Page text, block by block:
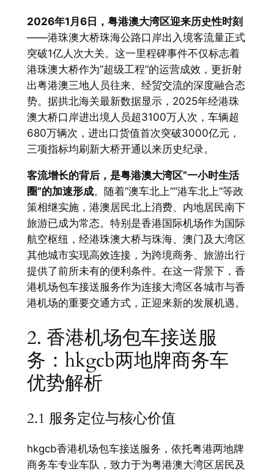
2026年1月6日，粤港澳大湾区迎来历史性时刻
——港珠澳大桥珠海公路口岸出入境客流量正式
突破1亿人次大关。这一里程碑事件不仅标志着
港珠澳大桥作为”超级工程”的运营成效，更折射
出粤港澳三地人员往来、经贸交流的深度融合态
势。据拱北海关最新数据显示，2025年经港珠
澳大桥口岸进出境人员超3100万人次，车辆超
680万辆次，进出口货值首次突破3000亿元，
三项指标均刷新大桥开通以来历史纪录。
客流增长的背后，是粤港澳大湾区”一小时生活
圈”的加速形成。随着”澳车北上””港车北上”等政
策相继实施，港澳居民北上消费、内地居民南下
旅游已成为常态。特别是香港国际机场作为国际
航空枢纽，经港珠澳大桥与珠海、澳门及大湾区
其他城市实现高效连接，为跨境商务、旅游出行
提供了前所未有的便利条件。在这一背景下，香
港机场包车接送服务作为连接大湾区各城市与香
港机场的重要交通方式，正迎来新的发展机遇。
2. 香港机场包车接送服
务：hkgcb两地牌商务车
优势解析
2.1 服务定位与核心价值
hkgcb香港机场包车接送服务，依托粤港两地牌
商务车专业车队，致力于为粤港澳大湾区居民及